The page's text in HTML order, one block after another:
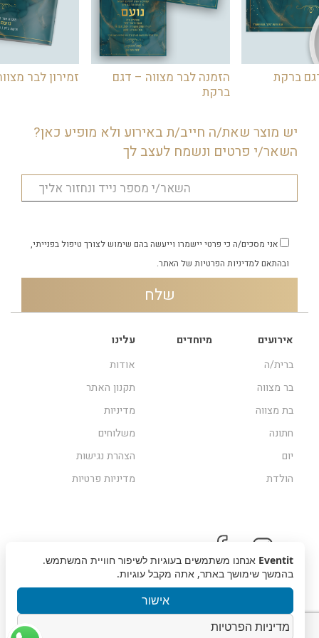
ברקת
הזמנה לבר מצווה – דגם
ברקת
זמירון לבר
יש מוצר שאת/ה חייב/ת באירוע ולא מופיע כאן?
השאר/י פרטים ונשמח לעצב לך
אני מסכים/ה כי פרטי יישמרו וייעשה בהם שימוש לצורך טיפול בפנייתי,
ובהתאם למדיניות הפרטיות של האתר.
אירועים
ברית/ה
בר מצווה
בת מצווה
חתונה
יום
הולדת
מיוחדים
עלינו
אודות
תקנון האתר
מדיניות
משלוחים
הצהרת נגישות
מדיניות פרטיות
Eventit אנחנו משתמשים בעוגיות לשיפור חוויית המשתמש.
בהמשך שימושך באתר, אתה מקבל עוגיות.
אישור
מדיניות הפרטיות